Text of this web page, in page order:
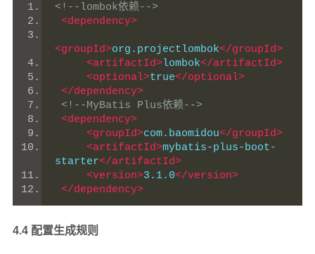
<!--lombok依赖-->
<dependency>
<groupId>org.projectlombok</groupId>
<artifactId>lombok</artifactId>
<optional>true</optional>
</dependency>
<!--MyBatis Plus依赖-->
<dependency>
<groupId>com.baomidou</groupId>
<artifactId>mybatis-plus-boot-
starter</artifactId>
<version>3.1.0</version>
</dependency>
4.4 配置生成规则